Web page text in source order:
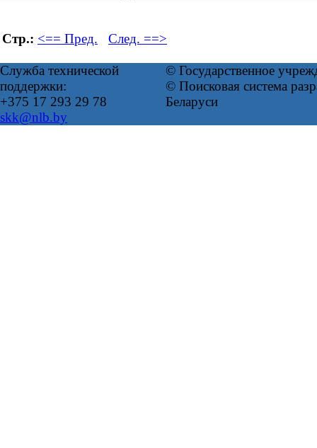
Стр.: <== Пред. След. ==>
Служба технической
поддержки:
+375 17 293 29 78
skk@nlb.by
© Государственное
© Поисковая система
Беларуси